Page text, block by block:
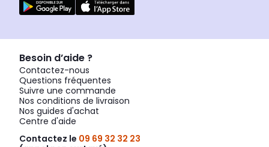
Besoin d’aide ?
Contactez-nous
Questions fréquentes
Suivre une commande
Nos conditions de livraison
Nos guides d'achat
Centre d'aide
Contactez le 09 69 32 32 23